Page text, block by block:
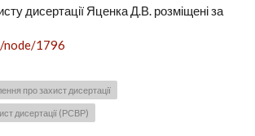
дисертації Яценка Д.В. розміщені за
node/1796
про захист дисертації
дисертації (РСВР)